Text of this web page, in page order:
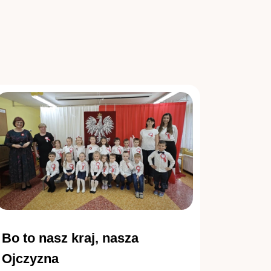
Bo to nasz kraj, nasza
Ojczyzna